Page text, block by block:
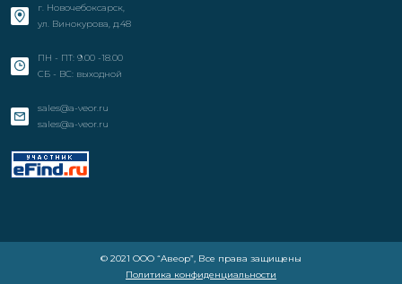
г. Новочебоксарск,
ул. Винокурова, д.48
ПН - ПТ: 9.00 -18.00
СБ - ВС: выходной
sales@a-veor.ru
sales@a-veor.ru
© 2021 ООО “Авеор”, Все права защищены
Политика конфиденциальности